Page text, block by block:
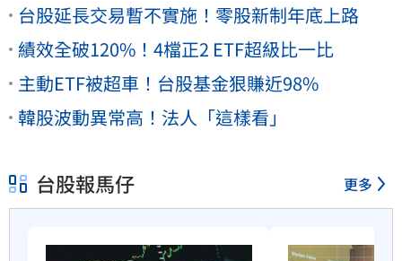
台股延長交易暫不實施！零股新制年底上路
績效全破120%！4檔正2 ETF超級比一比
主動ETF被超車！台股基金狠賺近98%
韓股波動異常高！法人「這樣看」
台股報馬仔 更多